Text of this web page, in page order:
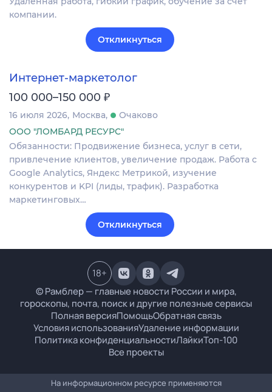
компании.
Откликнуться
Интернет-маркетолог
100 000–150 000 ₽
16 июля 2026 Москва
Очаково
ООО "ЛОМБАРД РЕСУРС"
Обязанности: Продвижение бизнеса, услуг в сети,
привлечение клиентов, увеличение продаж. Работа с
Google Analytics, Яндекс Метрикой, изучение
конкурентов и KPI (лиды, трафик). Разработка
маркетинговых…
Откликнуться
© Рамблер — главные новости России и мира,
гороскопы, почта, поиск и другие полезные сервисы
Полная версияПомощьОбратная связь
Условия использованияУдаление информации
Политика конфиденциальностиЛайкиТоп-100
Все проекты
18+
На информационном ресурсе применяются